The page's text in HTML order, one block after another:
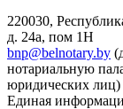
220030,
д. 24а, пом 1Н
bnp@belnotary.by
нотариальную
юридических лиц)
Единая